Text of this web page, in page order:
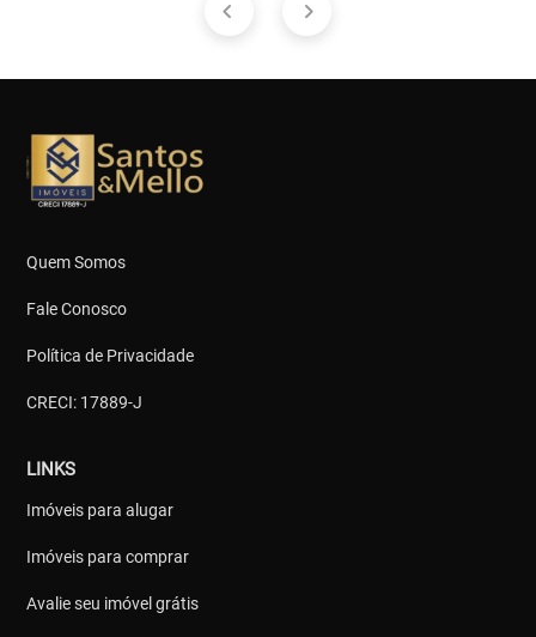
Quem Somos
Fale Conosco
Política de Privacidade
CRECI: 17889-J
LINKS
Imóveis para alugar
Imóveis para comprar
Avalie seu imóvel grátis